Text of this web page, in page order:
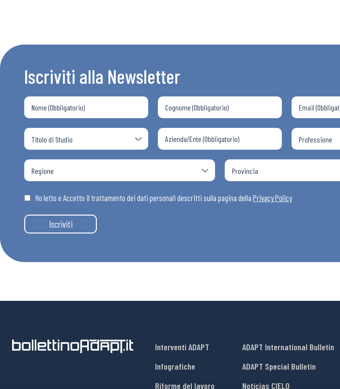
Bollettini ADAPT
Articoli
Osservatori
Iscriviti alla Newsletter
Ho letto e Accetto il trattamento dei dati personali descritti sulla pagina della Privacy Policy
Iscriviti
Interventi ADAPT
Infografiche
Riforme del lavoro
ADAPT International Bulletin
ADAPT Special Bulletin
Noticias CIELO